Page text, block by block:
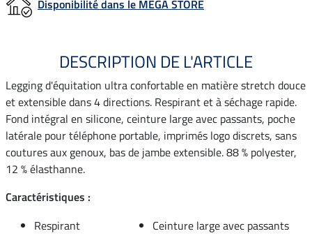
Disponibilité dans le MEGA STORE
DESCRIPTION DE L'ARTICLE
Legging d'équitation ultra confortable en matière stretch douce
et extensible dans 4 directions. Respirant et à séchage rapide.
Fond intégral en silicone, ceinture large avec passants, poche
latérale pour téléphone portable, imprimés logo discrets, sans
coutures aux genoux, bas de jambe extensible. 88 % polyester,
12 % élasthanne.
Caractéristiques :
Respirant
Ceinture large avec passants